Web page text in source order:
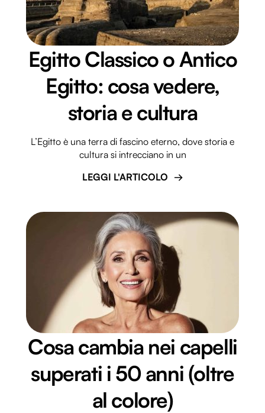
Egitto Classico o Antico
Egitto: cosa vedere,
storia e cultura
L’Egitto è una terra di fascino eterno, dove storia e
cultura si intrecciano in un
LEGGI L'ARTICOLO
Cosa cambia nei capelli
superati i 50 anni (oltre
al colore)